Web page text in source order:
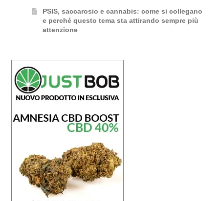
PSIS, saccarosio e cannabis: come si collegano
e perché questo tema sta attirando sempre più
attenzione